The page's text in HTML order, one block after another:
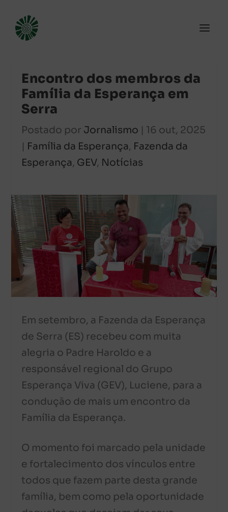
Encontro dos membros da
Família da Esperança em
Serra
Postado por Jornalismo | 16 out, 2025
| Família da Esperança, Fazenda da
Esperança, GEV, Notícias
Em setembro, a Fazenda da Esperança
de Serra (ES) recebeu com muita
alegria o Padre Haroldo e a
responsável regional do Grupo
Esperança Viva (GEV), Luciene, para a
condução de mais um encontro da
Família da Esperança.
O momento foi marcado pela unidade
e fortalecimento dos vínculos entre
todos que fazem parte desta grande
família, bem como pela oportunidade